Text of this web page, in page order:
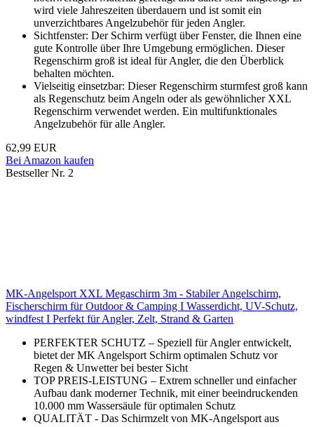
wird viele Jahreszeiten überdauern und ist somit ein
unverzichtbares Angelzubehör für jeden Angler.
Sichtfenster: Der Schirm verfügt über Fenster, die Ihnen eine
gute Kontrolle über Ihre Umgebung ermöglichen. Dieser
Regenschirm groß ist ideal für Angler, die den Überblick
behalten möchten.
Vielseitig einsetzbar: Dieser Regenschirm sturmfest groß kann
als Regenschutz beim Angeln oder als gewöhnlicher XXL
Regenschirm verwendet werden. Ein multifunktionales
Angelzubehör für alle Angler.
62,99 EUR
Bei Amazon kaufen
Bestseller Nr. 2
MK-Angelsport XXL Megaschirm 3m - Stabiler Angelschirm,
Fischerschirm für Outdoor & Camping I Wasserdicht, UV-Schutz,
windfest I Perfekt für Angler, Zelt, Strand & Garten
PERFEKTER SCHUTZ – Speziell für Angler entwickelt,
bietet der MK Angelsport Schirm optimalen Schutz vor
Regen & Unwetter bei bester Sicht
TOP PREIS-LEISTUNG – Extrem schneller und einfacher
Aufbau dank moderner Technik, mit einer beeindruckenden
10.000 mm Wassersäule für optimalen Schutz
QUALITÄT - Das Schirmzelt von MK-Angelsport aus